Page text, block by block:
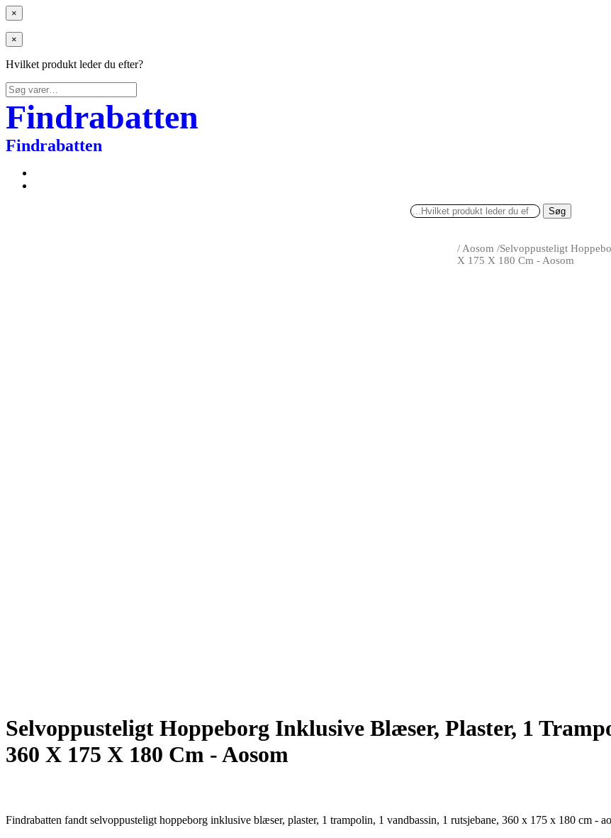
×
×
Hvilket produkt leder du efter?
Søg
efter:
Findrabatten
Findrabatten
Søg
/ Aosom /Selvoppusteligt
X 175 X 180 Cm - Aosom
Selvoppusteligt Hoppeborg Inklusive Blæser, Plaster, 1
360 X 175 X 180 Cm - Aosom
Findrabatten fandt selvoppusteligt hoppeborg inklusive blæser, plaster, 1 trampolin, 1 vandbassin, 1 rutsjebane, 360 x 175 x 180 cm -